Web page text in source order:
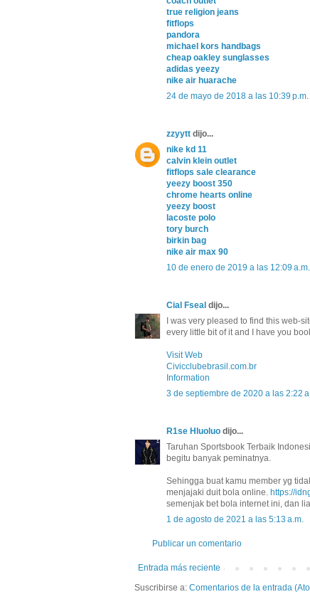
true religion jeans
fitflops
pandora
michael kors handbags
cheap oakley sunglasses
adidas yeezy
nike air huarache
24 de mayo de 2018 a las 10:39 p.m.
zzyytt dijo...
nike kd 11
calvin klein outlet
fitflops sale clearance
yeezy boost 350
chrome hearts online
yeezy boost
lacoste polo
tory burch
birkin bag
nike air max 90
10 de enero de 2019 a las 12:09 a.m.
Cial Fseal dijo...
I was very pleased to find this web-
every little bit of it and I have you
Visit Web
Civicclubebrasil.com.br
Information
3 de septiembre de 2020 a las 2:22
R1se Hluoluo dijo...
Taruhan Sportsbook Terbaik
begitu banyak peminatnya.
Sehingga buat kamu member yg
menjajaki duit bola online. https://
semenjak bet bola internet ini, dan
1 de agosto de 2021 a las 5:13 a.m.
Publicar un comentario
Entrada más reciente
Suscribirse a: Comentarios de la entrada